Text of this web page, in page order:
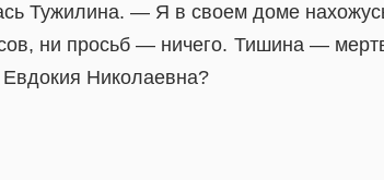
Тужилина. — Я в своем доме
ни просьб — ничего. Тишина —
Николаевна?